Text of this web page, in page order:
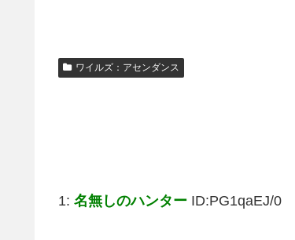
ワイルズ：アセンダンス
1: 名無しのハンター ID:PG1qaEJ/0